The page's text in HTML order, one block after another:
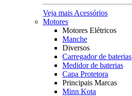
Veja mais Acessórios
Motores
Motores Elétricos
Manche
Diversos
Carregador de baterias
Medidor de baterias
Capa Protetora
Principais Marcas
Minn Kota